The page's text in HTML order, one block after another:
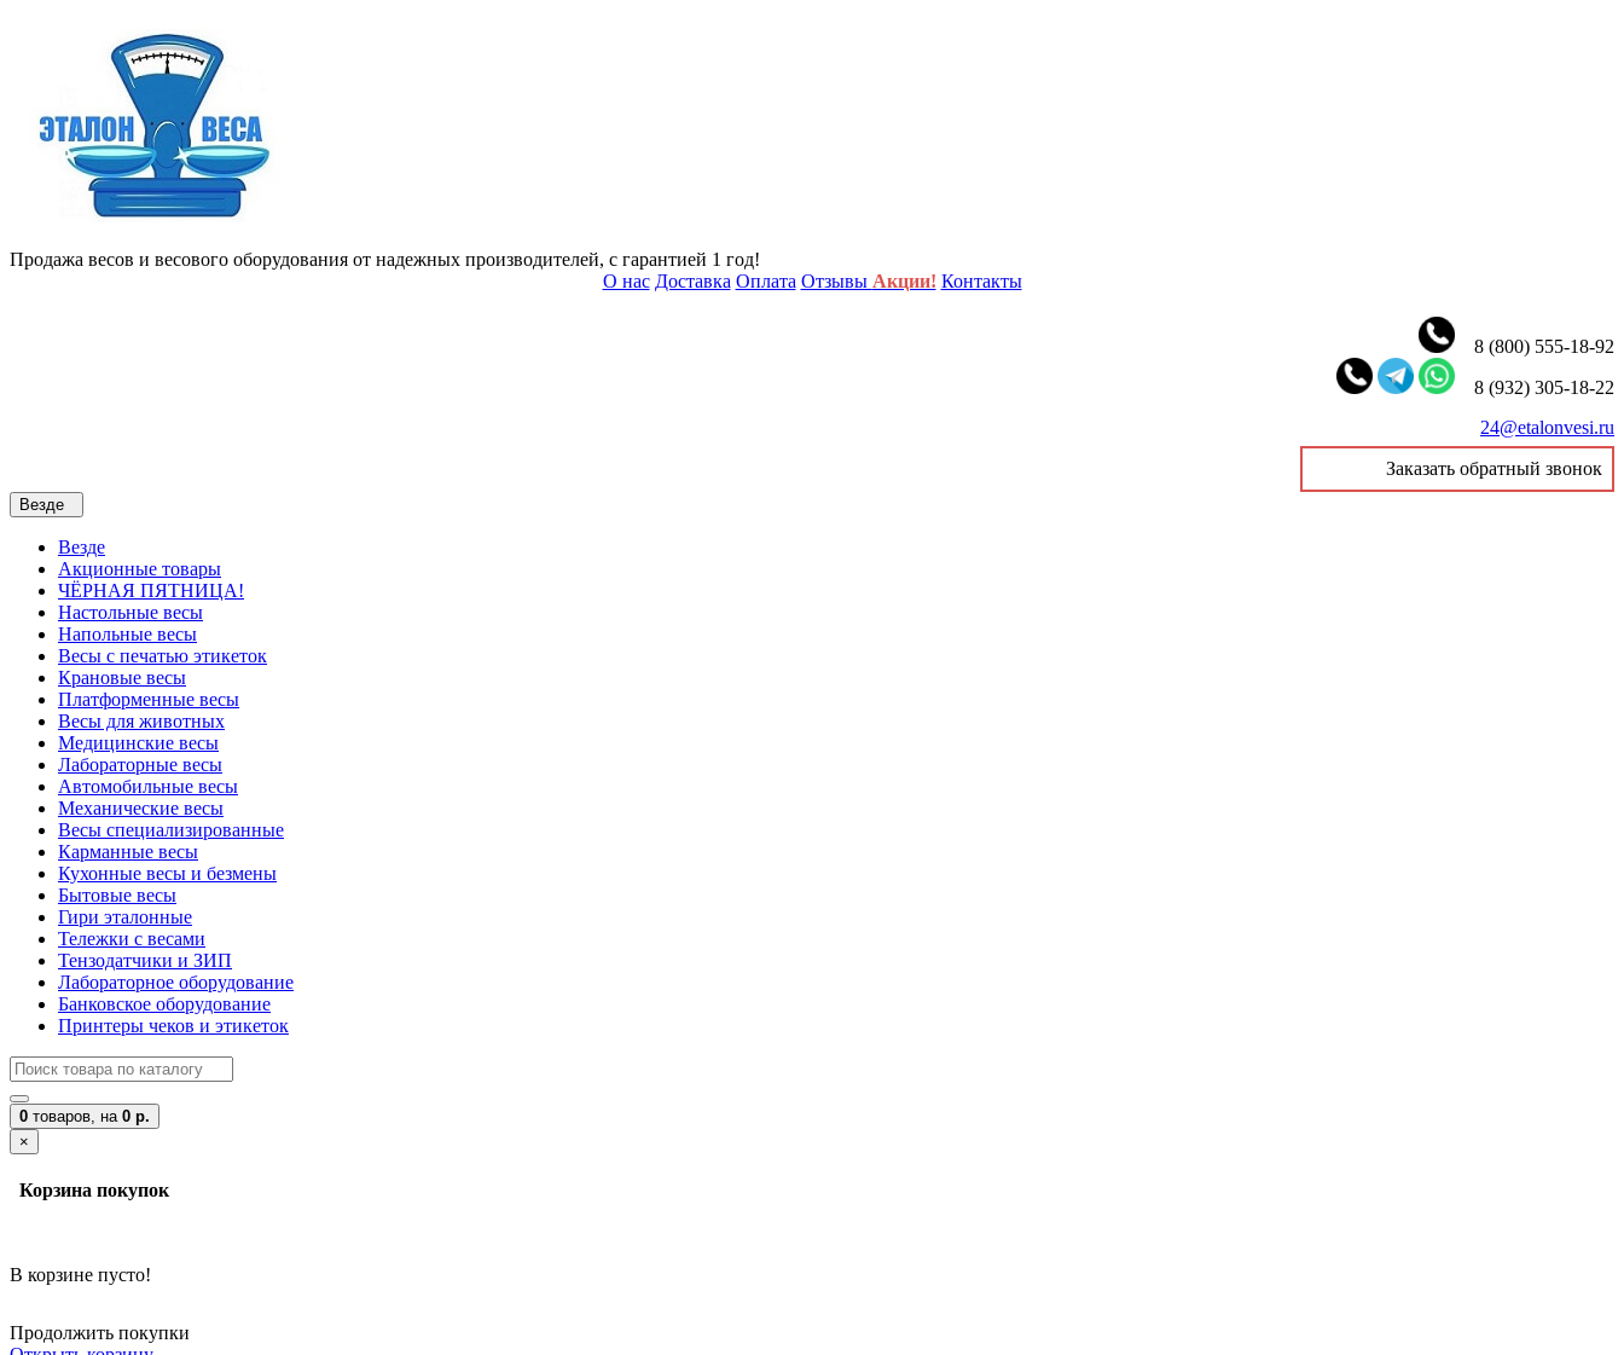
Продажа весов и весового оборудования от надежных производителей, с гарантией 1 год!
О нас Доставка Оплата Отзывы Акции! Контакты
8 (800) 555-18-92
8 (932) 305-18-22
24@etalonvesi.ru
Заказать обратный звонок
Везде
Везде
Акционные товары
ЧЁРНАЯ ПЯТНИЦА!
Настольные весы
Напольные весы
Весы с печатью этикеток
Крановые весы
Платформенные весы
Весы для животных
Медицинские весы
Лабораторные весы
Автомобильные весы
Механические весы
Весы специализированные
Карманные весы
Кухонные весы и безмены
Бытовые весы
Гири эталонные
Тележки с весами
Тензодатчики и ЗИП
Лабораторное оборудование
Банковское оборудование
Принтеры чеков и этикеток
0 товаров, на 0 р.
×
Корзина покупок
В корзине пусто!
Продолжить покупки